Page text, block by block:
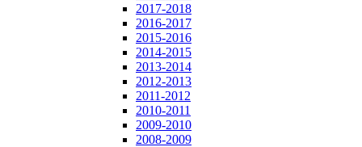
2017-2018
2016-2017
2015-2016
2014-2015
2013-2014
2012-2013
2011-2012
2010-2011
2009-2010
2008-2009